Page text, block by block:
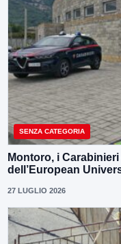
SENZA CATEGORIA
Montoro, i
dell’European
27 LUGLIO 2026